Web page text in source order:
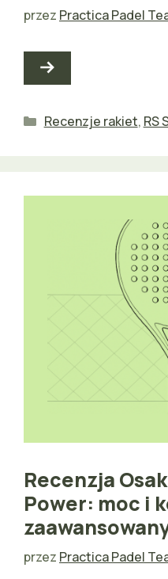
przez Practica Padel
Kategorie
Recenzje rakiet, RS
Recenzja
Power: moc i
przez Practica Padel